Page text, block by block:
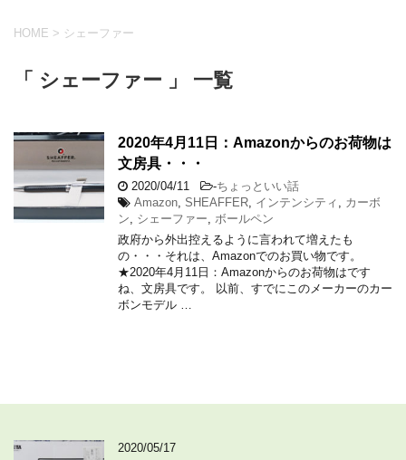
HOME > シェーファー
「 シェーファー 」 一覧
2020年4月11日：Amazonからのお荷物は
文房具・・・
2020/04/11 -ちょっといい話
Amazon SHEAFFER インテンシティ
カーボ
ン
シェーファー
ボールペン
政府から外出控えるように言われて増えたも
の・・・それは、Amazonでのお買い物です。
★2020年4月11日：Amazonからのお荷物はです
ね、文房具です。 以前、すでにこのメーカーのカー
ボンモデル …
2020/05/17